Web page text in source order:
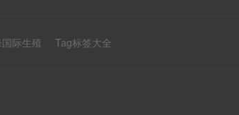
际生殖 Tag标签大全